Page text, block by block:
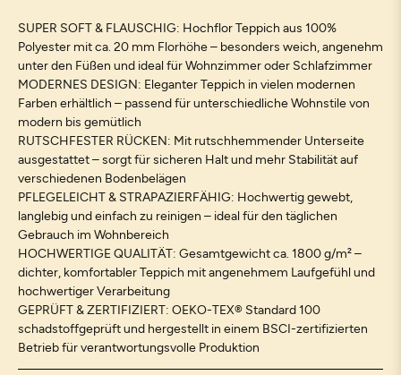
SUPER SOFT & FLAUSCHIG: Hochflor Teppich aus 100%
Polyester mit ca. 20 mm Florhöhe – besonders weich, angenehm
unter den Füßen und ideal für Wohnzimmer oder Schlafzimmer
MODERNES DESIGN: Eleganter Teppich in vielen modernen
Farben erhältlich – passend für unterschiedliche Wohnstile von
modern bis gemütlich
RUTSCHFESTER RÜCKEN: Mit rutschhemmender Unterseite
ausgestattet – sorgt für sicheren Halt und mehr Stabilität auf
verschiedenen Bodenbelägen
PFLEGELEICHT & STRAPAZIERFÄHIG: Hochwertig gewebt,
langlebig und einfach zu reinigen – ideal für den täglichen
Gebrauch im Wohnbereich
HOCHWERTIGE QUALITÄT: Gesamtgewicht ca. 1800 g/m² –
dichter, komfortabler Teppich mit angenehmem Laufgefühl und
hochwertiger Verarbeitung
GEPRÜFT & ZERTIFIZIERT: OEKO-TEX® Standard 100
schadstoffgeprüft und hergestellt in einem BSCI-zertifizierten
Betrieb für verantwortungsvolle Produktion